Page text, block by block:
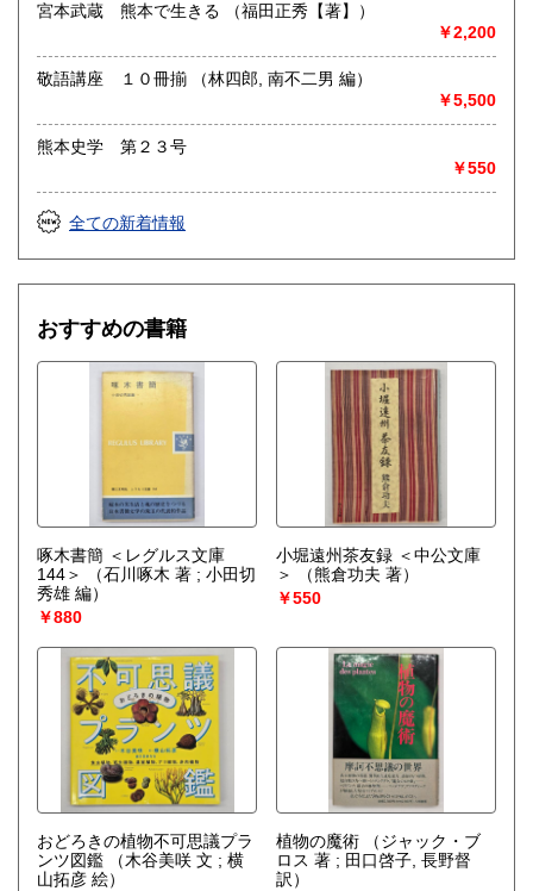
宮本武蔵 熊本で生きる （福田正秀【著】）
￥2,200
敬語講座 １０冊揃 （林四郎, 南不二男 編）
￥5,500
熊本史学 第２３号
￥550
全ての新着情報
おすすめの書籍
啄木書簡 ＜レグルス文庫
144＞
（石川啄木 著 ; 小田切
秀雄 編）
￥880
小堀遠州茶友録 ＜中公文庫
＞
（熊倉功夫 著）
￥550
おどろきの植物不可思議プラ
ンツ図鑑
（木谷美咲 文 ; 横
山拓彦 絵）
植物の魔術
（ジャック・ブ
ロス 著 ; 田口啓子, 長野督
訳）